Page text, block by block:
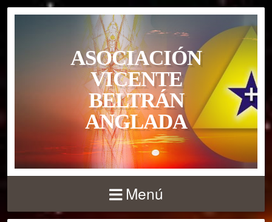
ASOCIACIÓN
VICENTE
BELTRÁN
ANGLADA
Menú